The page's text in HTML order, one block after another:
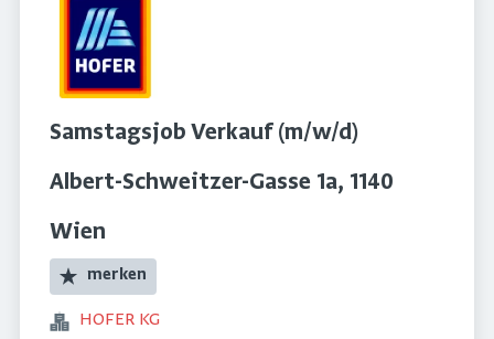
Samstagsjob Verkauf (m/w/d)
Albert-Schweitzer-Gasse 1a, 1140
Wien
merken
HOFER KG